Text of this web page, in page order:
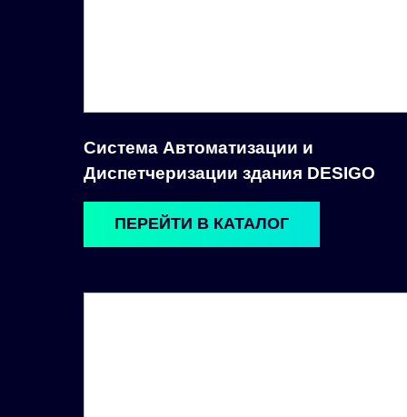
Система Автоматизации и
Диспетчеризации здания DESIGO
ПЕРЕЙТИ В КАТАЛОГ